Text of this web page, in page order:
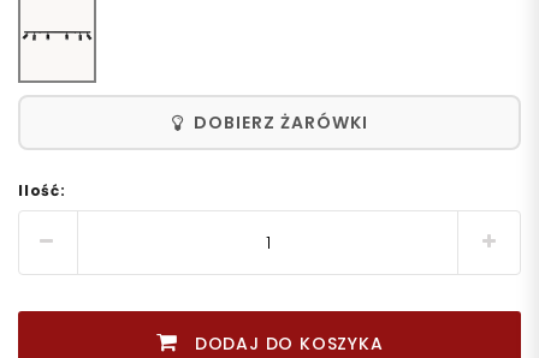
DOBIERZ ŻARÓWKI
Ilość:
DODAJ DO KOSZYKA